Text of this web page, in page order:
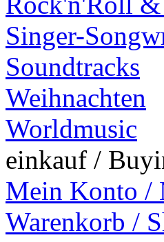
Singer-
Soundtracks
Weihnachten
Worldmusic
einkauf /
Mein Konto /
Warenkorb /